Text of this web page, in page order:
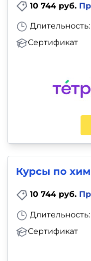
10 744 руб.
Длительность:
Сертификат
Курсы по
10 744 руб.
Длительность:
Сертификат